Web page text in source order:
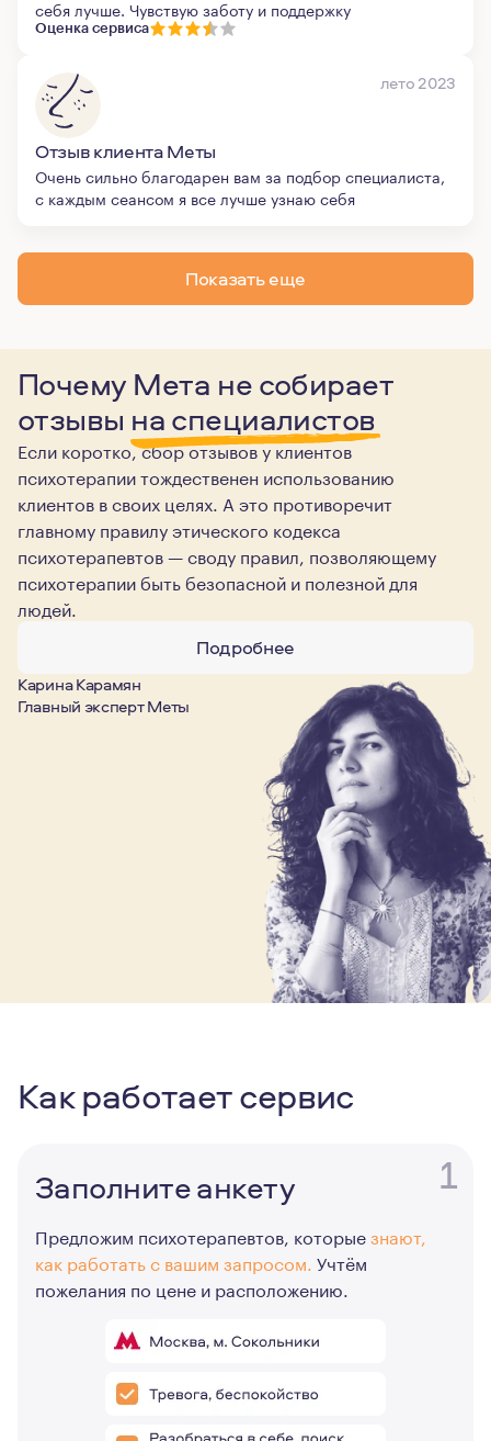
себя лучше. Чувствую заботу и поддержку
Оценка сервиса
лето 2023
Отзыв клиента Меты
Очень сильно благодарен вам за подбор специалиста,
с каждым сеансом я все лучше узнаю себя
Показать еще
Почему Мета не собирает
отзывы на специалистов
Если коротко, сбор отзывов у клиентов
психотерапии тождественен использованию
клиентов в своих целях. А это противоречит
главному правилу этического кодекса
психотерапевтов — своду правил, позволяющему
психотерапии быть безопасной и полезной для
людей.
Подробнее
Карина Карамян
Главный эксперт Меты
Как работает сервис
1
Заполните анкету
Предложим психотерапевтов, которыезнают,
как работать с вашим запросом. Учтём
пожелания по цене и расположению.